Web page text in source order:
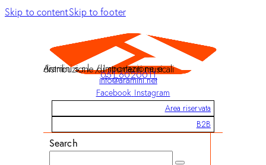
Skip to contentSkip to footer
Aramini s.r.l. / Importazione e distribuzione di strumenti musicali
051 6020011
info@aramini.net
Facebook Instagram
Area riservata
B2B
Search